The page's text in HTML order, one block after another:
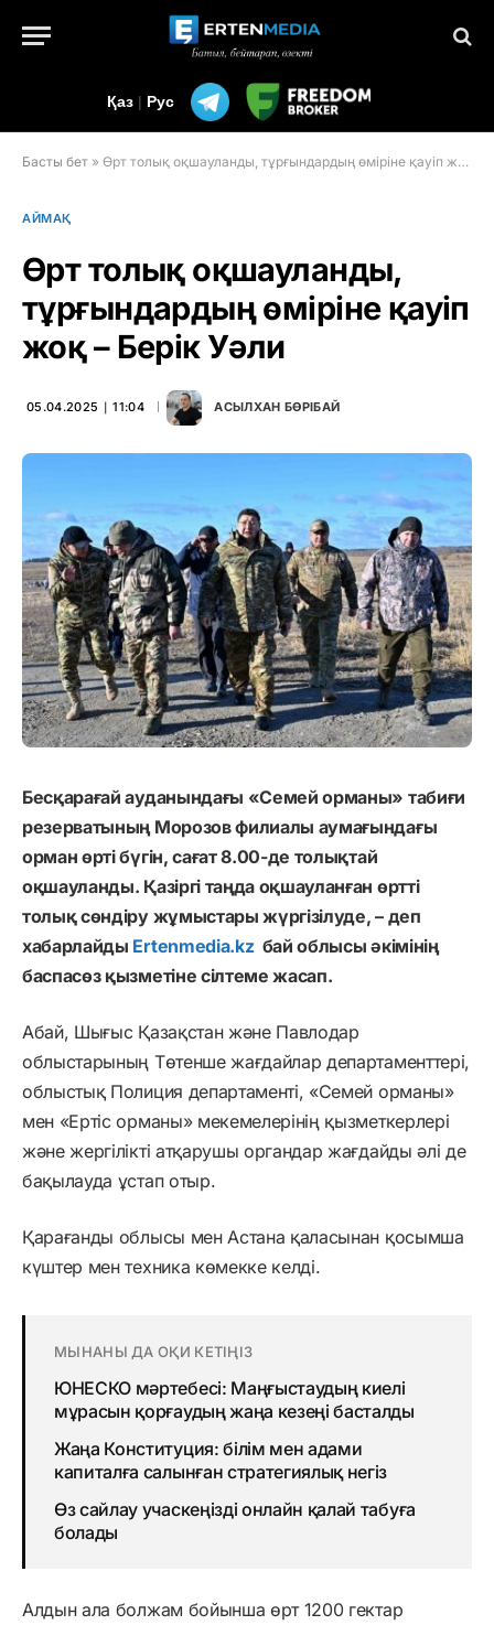
Қаз | Рус
Басты бет » Өрт толық оқшауланды, тұрғындардың өміріне қауіп жоқ – Берік Уәли
АЙМАҚ
Өрт толық оқшауланды,
тұрғындардың өміріне қауіп
жоқ – Берік Уәли
05.04.2025 ∣ 11:04 АСЫЛХАН БӨРІБАЙ
Бесқарағай ауданындағы «Семей орманы» табиғи
резерватының Морозов филиалы аумағындағы
орман өрті бүгін, сағат 8.00-де толықтай
оқшауланды. Қазіргі таңда оқшауланған өртті
толық сөндіру жұмыстары жүргізілуде, – деп
хабарлайды Ertenmedia.kz бай облысы әкімінің
баспасөз қызметіне сілтеме жасап.
Абай, Шығыс Қазақстан және Павлодар
облыстарының Төтенше жағдайлар департаменттері,
облыстық Полиция департаменті, «Семей орманы»
мен «Ертіс орманы» мекемелерінің қызметкерлері
және жергілікті атқарушы органдар жағдайды әлі де
бақылауда ұстап отыр.
Қарағанды облысы мен Астана қаласынан қосымша
күштер мен техника көмекке келді.
МЫНАНЫ ДА ОҚИ КЕТІҢІЗ
ЮНЕСКО мәртебесі: Маңғыстаудың киелі
мұрасын қорғаудың жаңа кезеңі басталды
Жаңа Конституция: білім мен адами
капиталға салынған стратегиялық негіз
Өз сайлау учаскеңізді онлайн қалай табуға
болады
Алдын ала болжам бойынша өрт 1200 гектар